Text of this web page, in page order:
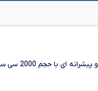
و پیشرانه ای با حجم2000 سی سی